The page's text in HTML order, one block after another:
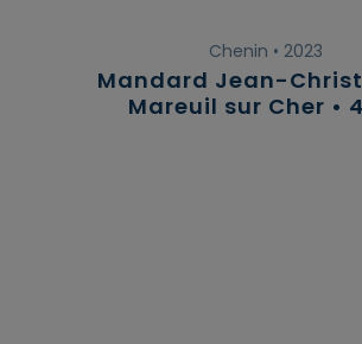
Chenin • 2023
Mandard Jean-
Mareuil sur Cher •